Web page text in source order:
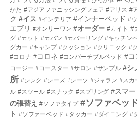
かた #アジアファニッシングフェア #アリス #
ク #イス #インテリア #インナーベッド #
エブリ #オンリーワン #オーダー #カイト #
グ #カット #カバン #カバーリング #キッチン
グカー #キャンプ #クッション #クリニック #
#コロナ #コロネ #コンバーチブルベッド #コ
コージー #コースター #サロン #サンプル #シ
所 #シンク #シーズ #シーツ #ジャラン #スカ
ル #スツール #スナック #スプリング #スマ
の張替え #ソファタイプ #ソファベッ
ト #ソファーベッド #タッカー #ダイニング #